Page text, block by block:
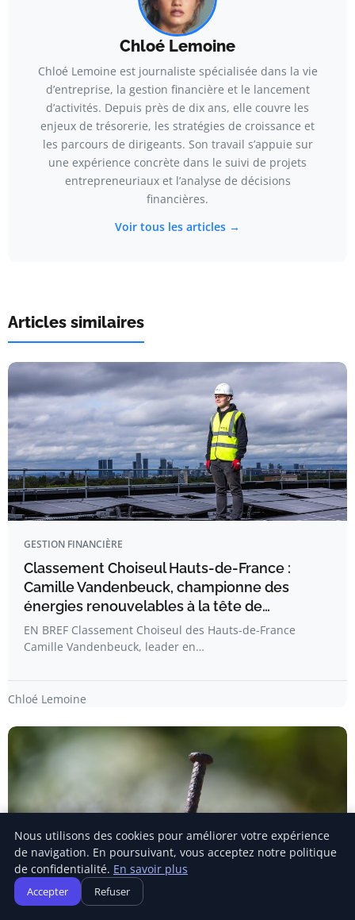
Chloé Lemoine
Chloé Lemoine est journaliste spécialisée dans la vie
d’entreprise, la gestion financière et le lancement
d’activités. Depuis près de dix ans, elle couvre les
enjeux de trésorerie, les stratégies de croissance et
les parcours de dirigeants. Son travail s’appuie sur
une expérience concrète dans le suivi de projets
entrepreneuriaux et l’analyse de décisions
financières.
Voir tous les articles →
Articles similaires
GESTION FINANCIÈRE
Classement Choiseul Hauts-de-France :
Camille Vandenbeuck, championne des
énergies renouvelables à la tête de…
EN BREF Classement Choiseul des Hauts-de-France
Camille Vandenbeuck, leader en…
Chloé Lemoine
GESTION FINANCIÈRE
Nous utilisons des cookies pour améliorer votre expérience
de navigation. En poursuivant, vous acceptez notre politique
de confidentialité. En savoir plus
Accepter Refuser